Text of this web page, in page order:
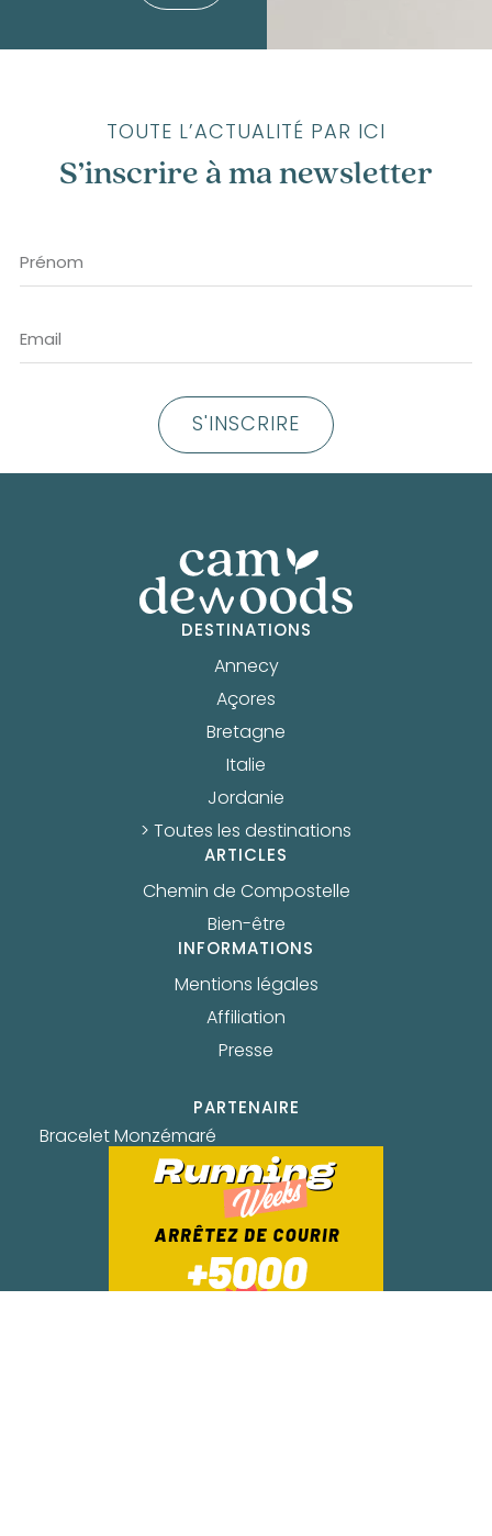
TOUTE L’ACTUALITÉ PAR ICI
S’inscrire à ma newsletter
S'INSCRIRE
DESTINATIONS
Annecy
Açores
Bretagne
Italie
Jordanie
> Toutes les destinations
ARTICLES
Chemin de Compostelle
Bien-être
INFORMATIONS
Mentions légales
Affiliation
Presse
PARTENAIRE
Bracelet Monzémaré